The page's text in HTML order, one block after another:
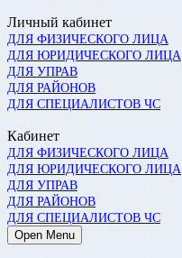
Личный кабинет
ДЛЯ ФИЗИЧЕСКОГО ЛИЦА
ДЛЯ ЮРИДИЧЕСКОГО ЛИЦА
ДЛЯ УПРАВ
ДЛЯ РАЙОНОВ
ДЛЯ СПЕЦИАЛИСТОВ ЧС
Кабинет
ДЛЯ ФИЗИЧЕСКОГО ЛИЦА
ДЛЯ ЮРИДИЧЕСКОГО ЛИЦА
ДЛЯ УПРАВ
ДЛЯ РАЙОНОВ
ДЛЯ СПЕЦИАЛИСТОВ ЧС
Open Menu